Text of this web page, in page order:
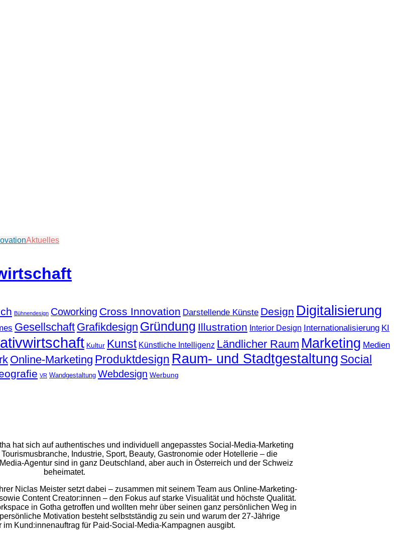
Aktuelles
Bühnendesign Coworking Cross Innovation Darstellende Künste Design Digitalisierung
Gesellschaft Grafikdesign Gründung Illustration Interior Design Internationalisierung KI
Kultur Kunst Künstliche Intelligenz Ländlicher Raum Marketing Medien
Online-Marketing Produktdesign Raum- und Stadtgestaltung Social
VR Wandgestaltung Webdesign Werbung
hat sich auf authentisches und individuell angepasstes Social-Media-Marketing
Industrie, Sport, Beauty, Gastronomie oder Hotellerie – die
Agentur sind in ganz Deutschland, aber auch in Österreich und der Schweiz
beheimatet.
Niclas Meister setzt dabei – zusammen mit seinem Team aus Online-Marketing-
Content Creator:innen – den Fokus auf starke Visualität und höchste Qualität.
in Gotha getroffen und wollten mehr über seinen ganz persönlichen Weg in
Motivation besteht selbstständig zu sein und warum der 27-Jährige
im Kund:innenauftrag für Paid-Social-Media-Kampagnen ausgibt.